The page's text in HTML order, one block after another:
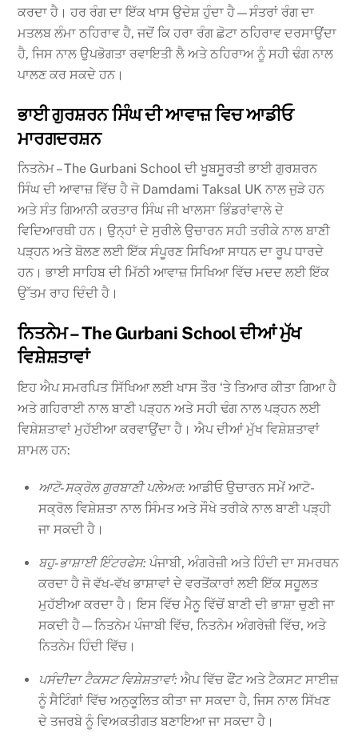
ਕਰਦਾ ਹੈ। ਹਰ ਰੰਗ ਦਾ ਇੱਕ ਖਾਸ ਉਦੇਸ਼ ਹੁੰਦਾ ਹੈ—ਸੰਤਰਾਂ ਰੰਗ ਦਾ
ਮਤਲਬ ਲੰਮਾ ਠਹਿਰਾਵ ਹੈ, ਜਦੋਂ ਕਿ ਹਰਾ ਰੰਗ ਛੋਟਾ ਠਹਿਰਾਵ ਦਰਸਾਉਂਦਾ
ਹੈ, ਜਿਸ ਨਾਲ ਉਪਭੋਗਤਾ ਰਵਾਇਤੀ ਲੈ ਅਤੇ ਠਹਿਰਾਅ ਨੂੰ ਸਹੀ ਢੰਗ ਨਾਲ
ਪਾਲਣ ਕਰ ਸਕਦੇ ਹਨ।
ਭਾਈ ਗੁਰਸ਼ਰਨ ਸਿੰਘ ਦੀ ਆਵਾਜ਼ ਵਿਚ ਆਡੀਓ
ਮਾਰਗਦਰਸ਼ਨ
ਨਿਤਨੇਮ – The Gurbani School ਦੀ ਖੂਬਸੂਰਤੀ ਭਾਈ ਗੁਰਸ਼ਰਨ
ਸਿੰਘ ਦੀ ਆਵਾਜ਼ ਵਿੱਚ ਹੈ ਜੋ Damdami Taksal UK ਨਾਲ ਜੁੜੇ ਹਨ
ਅਤੇ ਸੰਤ ਗਿਆਨੀ ਕਰਤਾਰ ਸਿੰਘ ਜੀ ਖਾਲਸਾ ਭਿੰਡਰਾਂਵਾਲੇ ਦੇ
ਵਿਦਿਆਰਥੀ ਹਨ। ਉਨ੍ਹਾਂ ਦੇ ਸੁਰੀਲੇ ਉਚਾਰਨ ਸਹੀ ਤਰੀਕੇ ਨਾਲ ਬਾਣੀ
ਪੜ੍ਹਨ ਅਤੇ ਬੋਲਣ ਲਈ ਇੱਕ ਸੰਪੂਰਣ ਸਿਖਿਆ ਸਾਧਨ ਦਾ ਰੂਪ ਧਾਰਦੇ
ਹਨ। ਭਾਈ ਸਾਹਿਬ ਦੀ ਮਿੱਠੀ ਆਵਾਜ਼ ਸਿਖਿਆ ਵਿੱਚ ਮਦਦ ਲਈ ਇੱਕ
ਉੱਤਮ ਰਾਹ ਦਿੰਦੀ ਹੈ।
ਨਿਤਨੇਮ – The Gurbani School ਦੀਆਂ ਮੁੱਖ
ਵਿਸ਼ੇਸ਼ਤਾਵਾਂ
ਇਹ ਐਪ ਸਮਰਪਿਤ ਸਿੱਖਿਆ ਲਈ ਖਾਸ ਤੌਰ ‘ਤੇ ਤਿਆਰ ਕੀਤਾ ਗਿਆ ਹੈ
ਅਤੇ ਗਹਿਰਾਈ ਨਾਲ ਬਾਣੀ ਪੜ੍ਹਨ ਅਤੇ ਸਹੀ ਢੰਗ ਨਾਲ ਪੜ੍ਹਨ ਲਈ
ਵਿਸ਼ੇਸ਼ਤਾਵਾਂ ਮੁਹੱਈਆ ਕਰਵਾਉਂਦਾ ਹੈ। ਐਪ ਦੀਆਂ ਮੁੱਖ ਵਿਸ਼ੇਸ਼ਤਾਵਾਂ
ਸ਼ਾਮਲ ਹਨ:
ਆਟੋ-ਸਕ੍ਰੋਲ ਗੁਰਬਾਣੀ ਪਲੇਅਰ: ਆਡੀਓ ਉਚਾਰਨ ਸਮੇਂ ਆਟੋ-
ਸਕ੍ਰੋਲ ਵਿਸ਼ੇਸ਼ਤਾ ਨਾਲ ਸਿੰਮਤ ਅਤੇ ਸੌਖੇ ਤਰੀਕੇ ਨਾਲ ਬਾਣੀ ਪੜ੍ਹੀ
ਜਾ ਸਕਦੀ ਹੈ।
ਬਹੁ-ਭਾਸ਼ਾਈ ਇੰਟਰਫੇਸ: ਪੰਜਾਬੀ, ਅੰਗਰੇਜ਼ੀ ਅਤੇ ਹਿੰਦੀ ਦਾ ਸਮਰਥਨ
ਕਰਦਾ ਹੈ ਜੋ ਵੱਖ-ਵੱਖ ਭਾਸ਼ਾਵਾਂ ਦੇ ਵਰਤੋਂਕਾਰਾਂ ਲਈ ਇੱਕ ਸਹੂਲਤ
ਮੁਹੱਈਆ ਕਰਦਾ ਹੈ। ਇਸ ਵਿੱਚ ਮੈਨੂ ਵਿੱਚੋਂ ਬਾਣੀ ਦੀ ਭਾਸ਼ਾ ਚੁਣੀ ਜਾ
ਸਕਦੀ ਹੈ—ਨਿਤਨੇਮ ਪੰਜਾਬੀ ਵਿੱਚ, ਨਿਤਨੇਮ ਅੰਗਰੇਜ਼ੀ ਵਿੱਚ, ਅਤੇ
ਨਿਤਨੇਮ ਹਿੰਦੀ ਵਿੱਚ।
ਪਸੰਦੀਦਾ ਟੈਕਸਟ ਵਿਸ਼ੇਸ਼ਤਾਵਾਂ: ਐਪ ਵਿੱਚ ਫੌਂਟ ਅਤੇ ਟੈਕਸਟ ਸਾਈਜ਼
ਨੂੰ ਸੈਟਿੰਗਾਂ ਵਿੱਚ ਅਨੁਕੂਲਿਤ ਕੀਤਾ ਜਾ ਸਕਦਾ ਹੈ, ਜਿਸ ਨਾਲ ਸਿੱਖਣ
ਦੇ ਤਜਰਬੇ ਨੂੰ ਵਿਅਕਤੀਗਤ ਬਣਾਇਆ ਜਾ ਸਕਦਾ ਹੈ।